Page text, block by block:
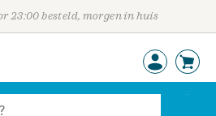
23:00 besteld, morgen in huis